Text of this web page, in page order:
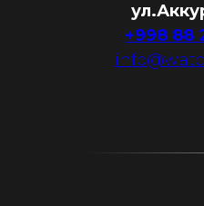
+998 88